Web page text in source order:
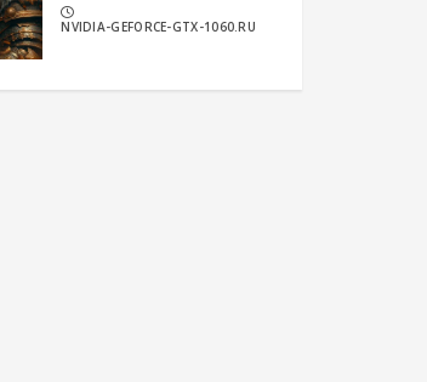
NVIDIA-GEFORCE-GTX-1060.RU